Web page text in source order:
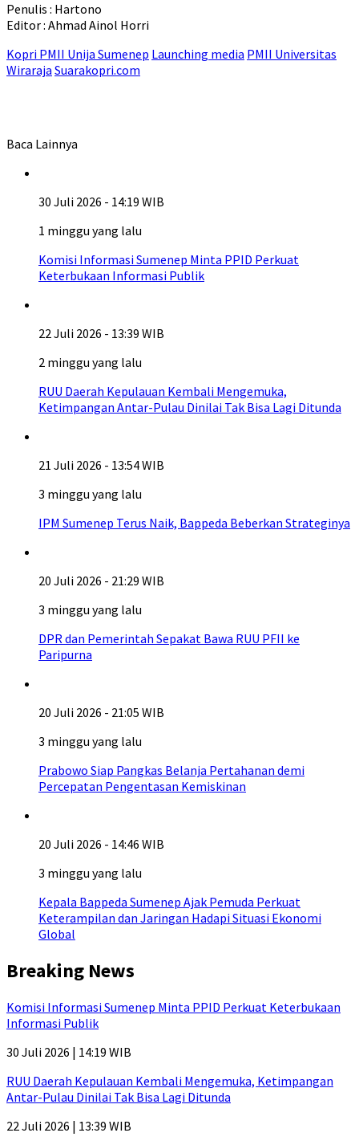
Penulis : Hartono
Editor : Ahmad Ainol Horri
Kopri PMII Unija Sumenep Launching media PMII Universitas
Wiraraja Suarakopri.com
Baca Lainnya
30 Juli 2026 - 14:19 WIB
1 minggu yang lalu
Komisi Informasi Sumenep Minta PPID Perkuat
Keterbukaan Informasi Publik
22 Juli 2026 - 13:39 WIB
2 minggu yang lalu
RUU Daerah Kepulauan Kembali Mengemuka,
Ketimpangan Antar-Pulau Dinilai Tak Bisa Lagi Ditunda
21 Juli 2026 - 13:54 WIB
3 minggu yang lalu
IPM Sumenep Terus Naik, Bappeda Beberkan Strateginya
20 Juli 2026 - 21:29 WIB
3 minggu yang lalu
DPR dan Pemerintah Sepakat Bawa RUU PFII ke
Paripurna
20 Juli 2026 - 21:05 WIB
3 minggu yang lalu
Prabowo Siap Pangkas Belanja Pertahanan demi
Percepatan Pengentasan Kemiskinan
20 Juli 2026 - 14:46 WIB
3 minggu yang lalu
Kepala Bappeda Sumenep Ajak Pemuda Perkuat
Keterampilan dan Jaringan Hadapi Situasi Ekonomi
Global
Breaking News
Komisi Informasi Sumenep Minta PPID Perkuat Keterbukaan
Informasi Publik
30 Juli 2026 | 14:19 WIB
RUU Daerah Kepulauan Kembali Mengemuka, Ketimpangan
Antar-Pulau Dinilai Tak Bisa Lagi Ditunda
22 Juli 2026 | 13:39 WIB